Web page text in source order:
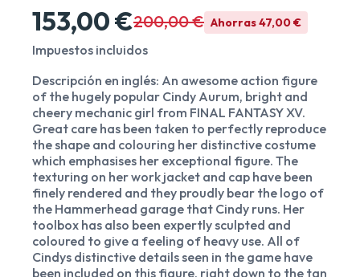
153,00 €200,00 € Ahorras 47,00 €
Impuestos incluidos
Descripción en inglés: An awesome action figure
of the hugely popular Cindy Aurum, bright and
cheery mechanic girl from FINAL FANTASY XV.
Great care has been taken to perfectly reproduce
the shape and colouring her distinctive costume
which emphasises her exceptional figure. The
texturing on her work jacket and cap have been
finely rendered and they proudly bear the logo of
the Hammerhead garage that Cindy runs. Her
toolbox has also been expertly sculpted and
coloured to give a feeling of heavy use. All of
Cindys distinctive details seen in the game have
been included on this figure, right down to the tan